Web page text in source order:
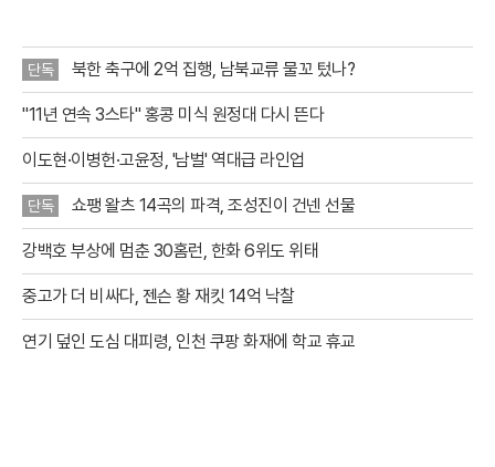
단독 북한 축구에 2억 집행, 남북교류 물꼬 텄나?
"11년 연속 3스타" 홍콩 미식 원정대 다시 뜬다
이도현·이병헌·고윤정, '남벌' 역대급 라인업
단독 쇼팽 왈츠 14곡의 파격, 조성진이 건넨 선물
강백호 부상에 멈춘 30홈런, 한화 6위도 위태
중고가 더 비싸다, 젠슨 황 재킷 14억 낙찰
연기 덮인 도심 대피령, 인천 쿠팡 화재에 학교 휴교